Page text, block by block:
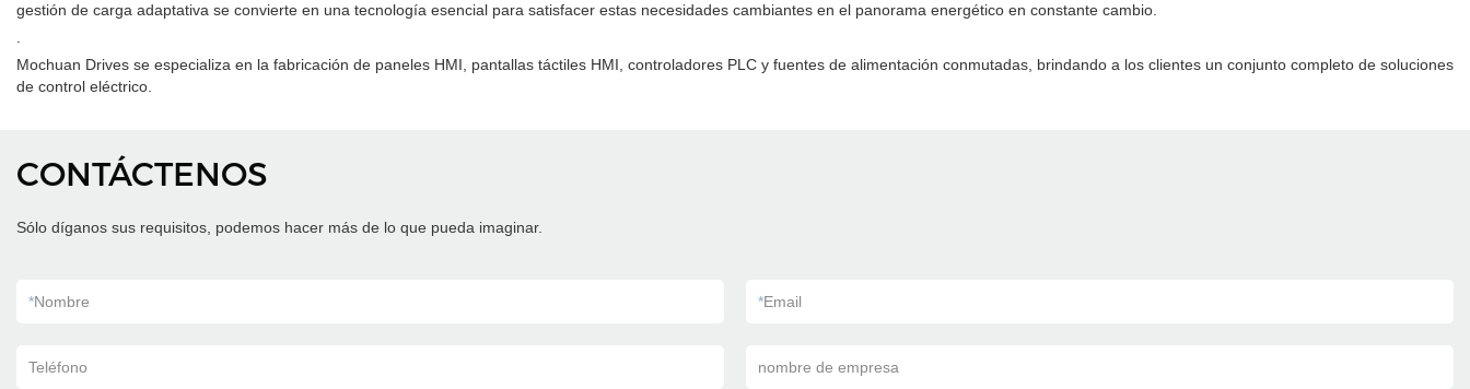
gestión de carga adaptativa se convierte en una tecnología esencial para satisfacer estas necesidades cambiantes en el panorama energético en constante cambio.
.
Mochuan Drives se especializa en la fabricación de paneles HMI, pantallas táctiles HMI, controladores PLC y fuentes de alimentación conmutadas, brindando a los clientes un conjunto completo de soluciones
de control eléctrico.
CONTÁCTENOS
Sólo díganos sus requisitos, podemos hacer más de lo que pueda imaginar.
*Nombre *Email
Teléfono nombre de empresa